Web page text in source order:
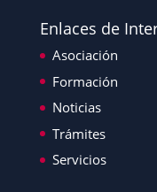
Enlaces de
Asociación
Formación
Noticias
Trámites
Servicios